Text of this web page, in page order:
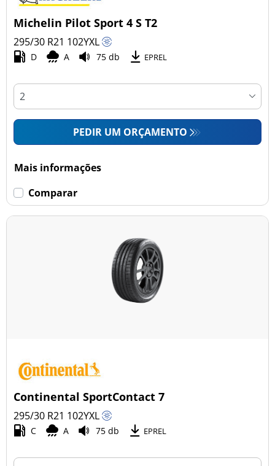
Michelin Pilot Sport 4 S T2
295/30 R21 102YXL
D A 75 db EPREL
PEDIR UM ORÇAMENTO
Mais informações
Comparar
Continental SportContact 7
295/30 R21 102YXL
C A 75 db EPREL